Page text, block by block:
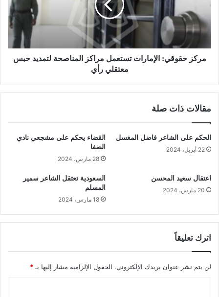
مركز حقوقي: الإمارات تستعمل مراكز المناصحة لتمديد حبس
معتقلي رأي
مقالات ذات صلة
الحكم على الشاعر فاضل المغسل
22 أبريل، 2024
القضاء يحكم على مشجعي نادي
الصفا
28 مارس، 2024
اعتقال سعيد المحسن
20 مارس، 2024
السعودية تعتقل الشاعر سمير
المسلم
18 مارس، 2024
اترك تعليقاً
لن يتم نشر عنوان بريدك الإلكتروني. الحقول الإلزامية مشار إليها بـ *